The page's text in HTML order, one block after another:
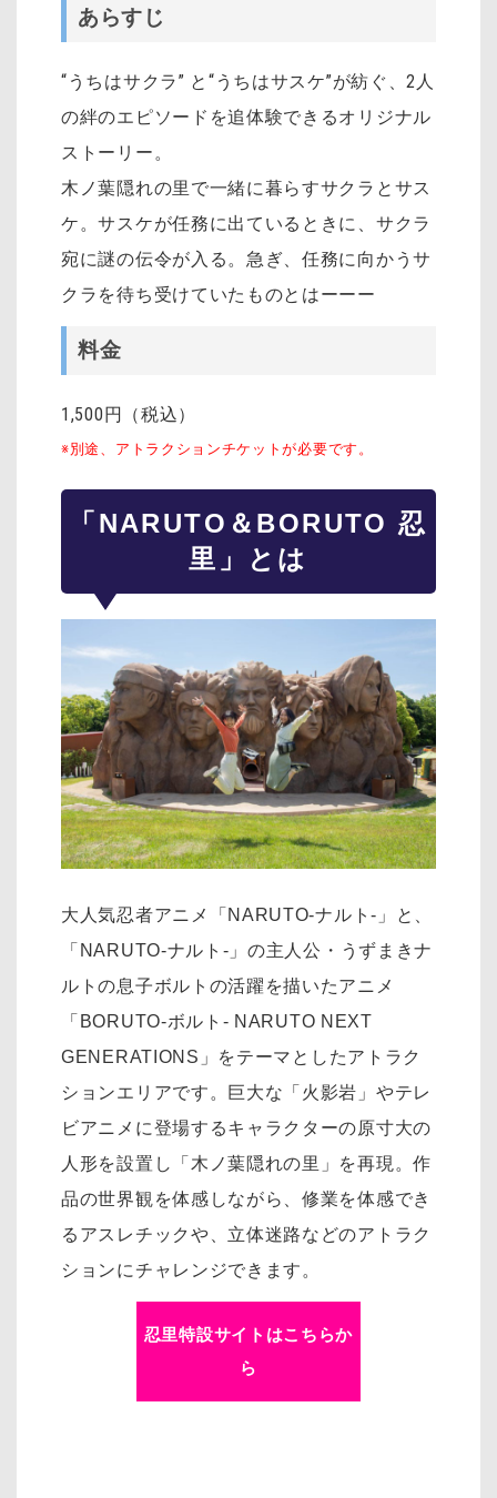
あらすじ
“うちはサクラ” と“うちはサスケ”が紡ぐ、2人
の絆のエピソードを追体験できるオリジナル
ストーリー。
木ノ葉隠れの里で一緒に暮らすサクラとサス
ケ。サスケが任務に出ているときに、サクラ
宛に謎の伝令が入る。急ぎ、任務に向かうサ
クラを待ち受けていたものとはーーー
料金
1,500円（税込）
※別途、アトラクションチケットが必要です。
「NARUTO＆BORUTO 忍
里」とは
大人気忍者アニメ「NARUTO-ナルト-」と、
「NARUTO-ナルト-」の主人公・うずまきナ
ルトの息子ボルトの活躍を描いたアニメ
「BORUTO-ボルト- NARUTO NEXT
GENERATIONS」をテーマとしたアトラク
ションエリアです。巨大な「火影岩」やテレ
ビアニメに登場するキャラクターの原寸大の
人形を設置し「木ノ葉隠れの里」を再現。作
品の世界観を体感しながら、修業を体感でき
るアスレチックや、立体迷路などのアトラク
ションにチャレンジできます。
忍里特設サイトはこちらか
ら